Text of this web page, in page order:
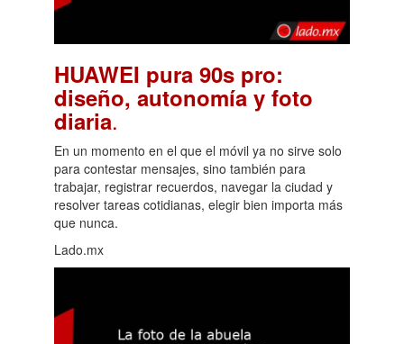
HUAWEI pura 90s pro:
diseño, autonomía y foto
diaria.
En un momento en el que el móvil ya no sirve solo
para contestar mensajes, sino también para
trabajar, registrar recuerdos, navegar la ciudad y
resolver tareas cotidianas, elegir bien importa más
que nunca.
Lado.mx